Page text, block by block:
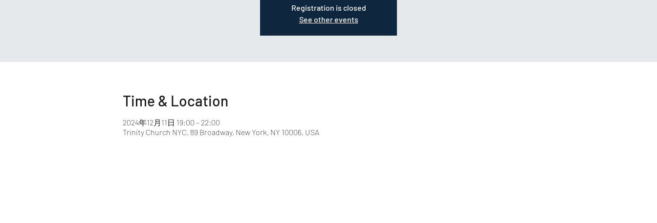
Registration is closed
See other events
Time & Location
2024年12月11日 19:00 – 22:00
Trinity Church NYC, 89 Broadway, New York, NY 10006, USA